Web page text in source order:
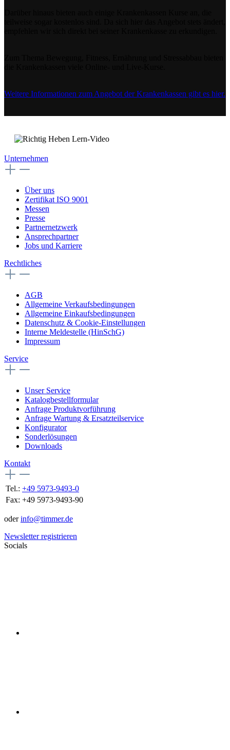
Weitere Informationen zum Angebot der Krankenkassen gibt es hier.
Unternehmen
Über uns
Zertifikat ISO 9001
Messen
Presse
Partnernetzwerk
Ansprechpartner
Jobs und Karriere
Rechtliches
AGB
Allgemeine Verkaufsbedingungen
Allgemeine Einkaufsbedingungen
Datenschutz & Cookie-Einstellungen
Interne Meldestelle (HinSchG)
Impressum
Service
Unser Service
Katalogbestellformular
Anfrage Produktvorführung
Anfrage Wartung & Ersatzteilservice
Konfigurator
Sonderlösungen
Downloads
Kontakt
Tel.: +49 5973-9493-0
Fax: +49 5973-9493-90
oderinfo@timmer.de
Newsletter registrieren
Socials